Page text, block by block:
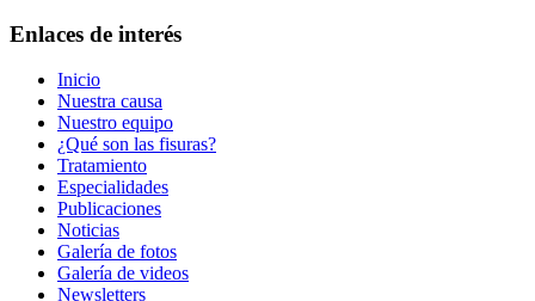
Enlaces de interés
Inicio
Nuestra causa
Nuestro equipo
¿Qué son las fisuras?
Tratamiento
Especialidades
Publicaciones
Noticias
Galería de fotos
Galería de videos
Newsletters